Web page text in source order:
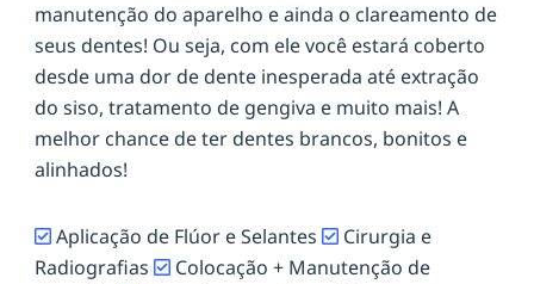
manutenção do aparelho e ainda o clareamento de
seus dentes! Ou seja, com ele você estará coberto
desde uma dor de dente inesperada até extração
do siso, tratamento de gengiva e muito mais! A
melhor chance de ter dentes brancos, bonitos e
alinhados!
Aplicação de Flúor e Selantes
Cirurgia e
Radiografias
Colocação + Manutenção de